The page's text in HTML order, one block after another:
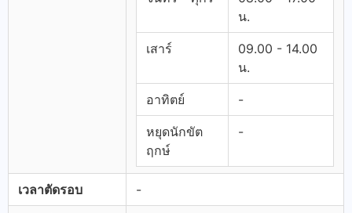
น.
เสาร์
09.00 - 14.00
น.
อาทิตย์ -
หยุดนักขัต
ฤกษ์
-
เวลาตัดรอบ -